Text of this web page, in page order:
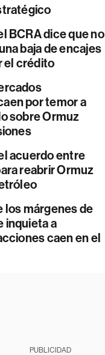
BCRA dice que no
baja de encajes
el crédito
por temor a
sobre Ormuz
acuerdo entre
reabrir Ormuz
los márgenes de
inquieta a
caen en el
PUBLICIDAD